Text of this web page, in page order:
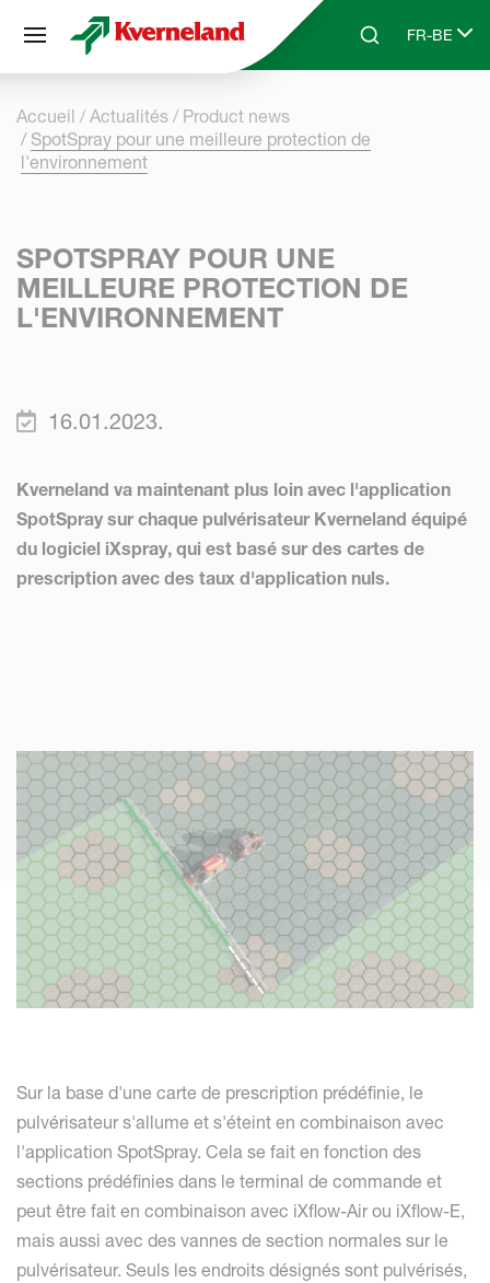
Skip to main content
SearchFR-BE
Select
Accueil Actualités
Product news
SpotSpray pour une meilleure protection de
l'environnement
SPOTSPRAY POUR UNE
MEILLEURE PROTECTION DE
L'ENVIRONNEMENT
16.01.2023.
Kverneland va maintenant plus loin avec l'application
SpotSpray sur chaque pulvérisateur Kverneland équipé
du logiciel iXspray, qui est basé sur des cartes de
prescription avec des taux d'application nuls.
Sur la base d'une carte de prescription prédéfinie, le
pulvérisateur s'allume et s'éteint en combinaison avec
l'application SpotSpray. Cela se fait en fonction des
sections prédéfinies dans le terminal de commande et
peut être fait en combinaison avec iXflow-Air ou iXflow-E,
mais aussi avec des vannes de section normales sur le
pulvérisateur. Seuls les endroits désignés sont pulvérisés,
Panneau de gestion des cookies